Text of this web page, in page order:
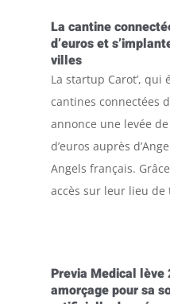
La cantine
d’euros et
villes
La startup Carot’, qui
cantines connectées
annonce une levée
d’euros auprès
Angels français.
accès sur leur lieu de
Previa Medical lève
amorçage pour sa